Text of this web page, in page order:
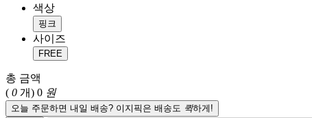
색상
핑크
사이즈
FREE
총 금액
( 0 개) 0 원
오늘 주문하면 내일 배송? 이지픽은 배송도 퀵하게!